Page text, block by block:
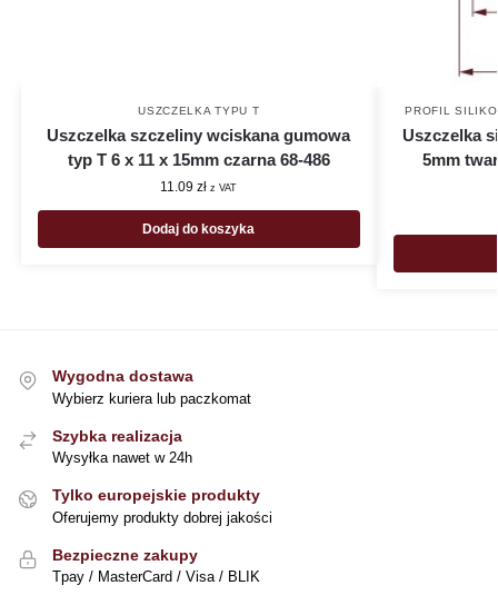
USZCZELKA TYPU T
Uszczelka szczeliny wciskana gumowa
typ T 6 x 11 x 15mm czarna 68-486
11.09zł z VAT
Dodaj do koszyka
PROFIL
Uszczelka
5mm
Wygodna dostawa
Wybierz kuriera lub paczkomat
Szybka realizacja
Wysyłka nawet w 24h
Tylko europejskie produkty
Oferujemy produkty dobrej jakości
Bezpieczne zakupy
Tpay / MasterCard / Visa / BLIK